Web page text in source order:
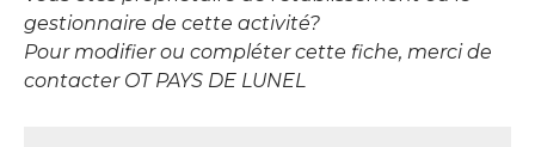
gestionnaire de cette activité?
Pour modifier ou compléter cette fiche, merci de
contacter OT PAYS DE LUNEL